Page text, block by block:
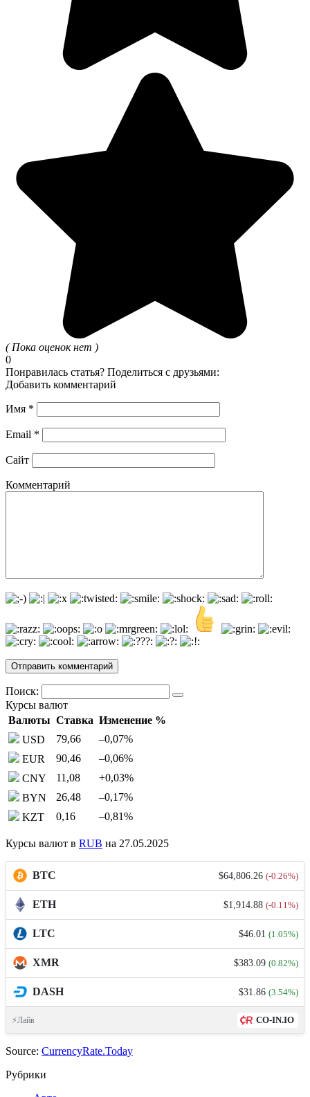
( Пока оценок нет )
0
Понравилась статья? Поделиться с друзьями:
Добавить комментарий
Имя *
Email *
Сайт
Комментарий
Поиск:
Курсы валют
Валюты Ставка Изменение %
USD
79,66 –0,07%
EUR
90,46 –0,06%
CNY
11,08 +0,03%
BYN
26,48 –0,17%
KZT
0,16 –0,81%
Курсы валют в RUB на 27.05.2025
BTC $64,806.26 (-0.26%)
ETH $1,914.88 (-0.11%)
LTC $46.01 (1.05%)
XMR $383.09 (0.82%)
DASH $31.86 (3.54%)
⚡Лайв CO-IN.IO
Source: CurrencyRate.Today
Рубрики